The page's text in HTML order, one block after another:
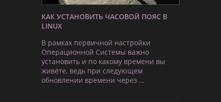
КАК УСТАНОВИТЬ ЧАСОВОЙ ПОЯС В
LINUX
В рамках первичной настройки
Операционной Системы важно
установить и по какому времени вы
живёте, ведь при следующем
обновлении времени через …